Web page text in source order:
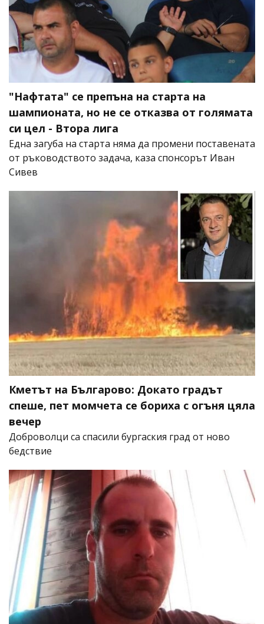
"Нафтата" се препъна на старта на
шампионата, но не се отказва от голямата
си цел - Втора лига
Една загуба на старта няма да промени поставената
от ръководството задача, каза спонсорът Иван
Сивев
Кметът на Българово: Докато градът
спеше, пет момчета се бориха с огъня цяла
вечер
Доброволци са спасили бургаския град от ново
бедствие